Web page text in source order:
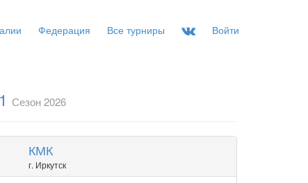
Федерация Все турниры Войти
Сезон 2026
КМК
г. Иркутск